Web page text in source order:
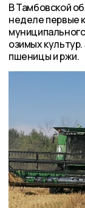
В Тамбовской
неделе первые
озимых
пшеницы и ржи.